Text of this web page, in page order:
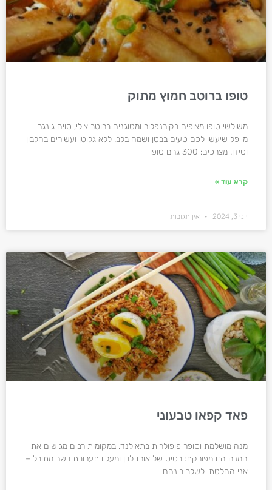
טופו ברוטב חמוץ מתוק
משולשי טופו מצופים בקורנפלור ומטוגנים ברוטב צילי, סויה גינגר
מייפל שיעשו לכם טעים בבטן ושמח בלב. ללא גלוטן ועשירים בחלבון
וסידן. מצרכים: 300 גרם טופו
קרא עוד »
יוני 3, 2024 אין תגובות
פאד קפאו טבעוני
מנה מושלמת וסופר פופולרית בתאילנד. במקומות רבים מגישים את
המנה הזו מפורקת: בסיס של אורז לבן ומעליו תערובת בשר מתובל –
אני החלטתי לשלב בינהם